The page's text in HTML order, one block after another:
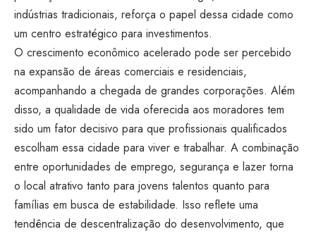
indústrias tradicionais, reforça o papel dessa cidade como
um centro estratégico para investimentos.
O crescimento econômico acelerado pode ser percebido
na expansão de áreas comerciais e residenciais,
acompanhando a chegada de grandes corporações. Além
disso, a qualidade de vida oferecida aos moradores tem
sido um fator decisivo para que profissionais qualificados
escolham essa cidade para viver e trabalhar. A combinação
entre oportunidades de emprego, segurança e lazer torna
o local atrativo tanto para jovens talentos quanto para
famílias em busca de estabilidade. Isso reflete uma
tendência de descentralização do desenvolvimento, que